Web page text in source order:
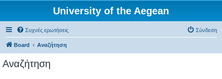
University of the Aegean
Συχνές ερωτήσεις Σύνδεση
Board Αναζήτηση
Αναζήτηση